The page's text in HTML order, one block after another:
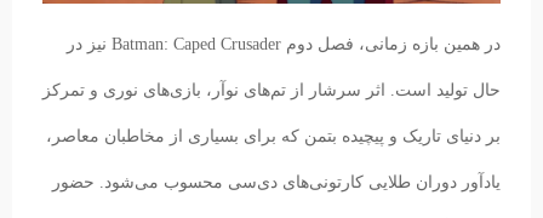
در همین بازه زمانی، فصل دوم Batman: Caped Crusader نیز در
حال تولید است. اثر سرشار از تم‌های نوآر، بازی‌های نوری و تمرکز
بر دنیای تاریک و پیچیده بتمن که برای بسیاری از مخاطبان معاصر،
یادآور دوران طلایی کارتونی‌های دی‌سی محسوب می‌شود. حضور